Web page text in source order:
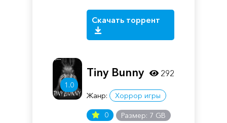
Скачать торрент
1.0
Tiny Bunny
Жанр: Хоррор игры
0 Размер: 7 GB
292